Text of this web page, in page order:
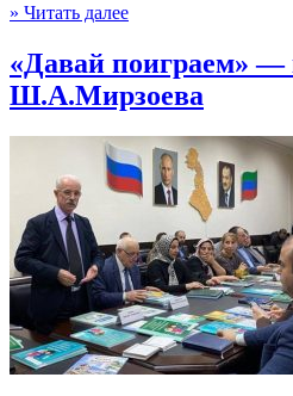
» Читать далее
«Давай поиграем» —
Ш.А.Мирзоева